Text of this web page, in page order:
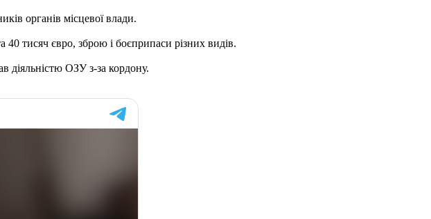
органів місцевої влади.
тисяч євро, зброю і боєприпаси різних видів.
діяльністю ОЗУ з-за кордону.